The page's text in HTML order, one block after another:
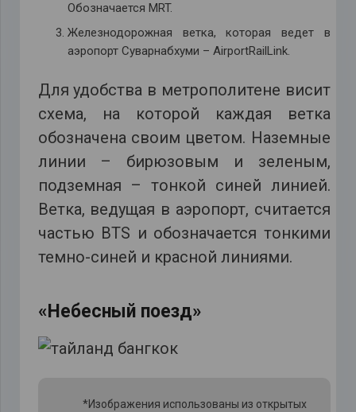
Обозначается MRT.
Железнодорожная ветка, которая ведет в
аэропорт Суварнабхуми – AirportRailLink.
Для удобства в метрополитене висит
схема, на которой каждая ветка
обозначена своим цветом. Наземные
линии – бирюзовым и зеленым,
подземная – тонкой синей линией.
Ветка, ведущая в аэропорт, считается
частью BTS и обозначается тонкими
темно-синей и красной линиями.
«Небесный поезд»
*Изображения использованы из открытых